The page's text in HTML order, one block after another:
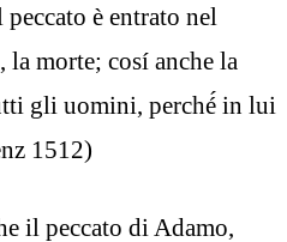
è entrato nel
la morte; cosí anche la
gli uomini, perché́ in lui
1512)
il peccato di Adamo,